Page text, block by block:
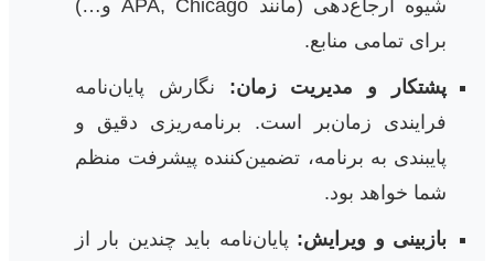
شیوه ارجاع‌دهی (مانند APA, Chicago و…)
برای تمامی منابع.
پشتکار و مدیریت زمان: نگارش پایان‌نامه
فرایندی زمان‌بر است. برنامه‌ریزی دقیق و
پایبندی به برنامه، تضمین‌کننده پیشرفت منظم
شما خواهد بود.
بازبینی و ویرایش: پایان‌نامه باید چندین بار از